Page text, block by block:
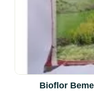
Bioflor